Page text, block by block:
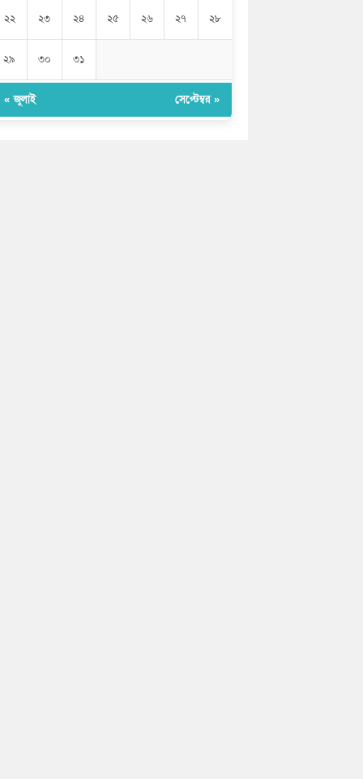
২২ ২৩ ২৪ ২৫ ২৬ ২৭ ২৮
২৯ ৩০ ৩১
« জুলাই সেপ্টেম্বর »